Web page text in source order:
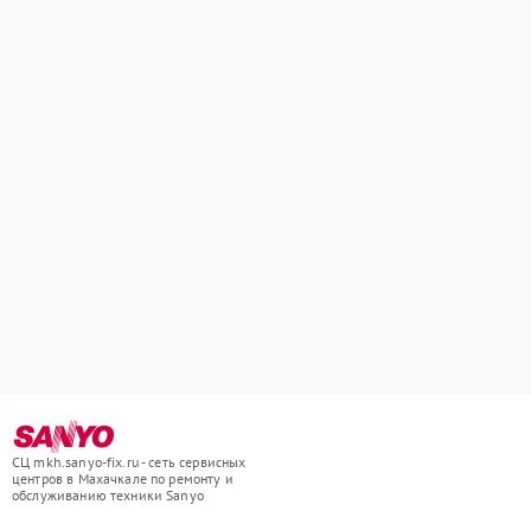
СЦ mkh.sanyo-fix.ru - сеть сервисных
центров в Махачкале по ремонту и
обслуживанию техники Sanyo